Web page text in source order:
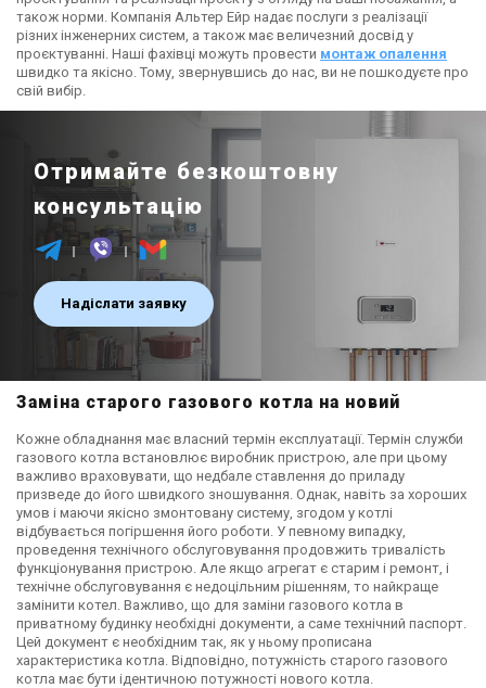
також норми. Компанія Альтер Ейр надає послуги з реалізації
різних інженерних систем, а також має величезний досвід у
проєктуванні. Наші фахівці можуть провести монтаж опалення
швидко та якісно. Тому, звернувшись до нас, ви не пошкодуєте про
свій вибір.
Отримайте безкоштовну
консультацію
Надіслати заявку
Заміна старого газового котла на новий
Кожне обладнання має власний термін експлуатації. Термін служби
газового котла встановлює виробник пристрою, але при цьому
важливо враховувати, що недбале ставлення до приладу
призведе до його швидкого зношування. Однак, навіть за хороших
умов і маючи якісно змонтовану систему, згодом у котлі
відбувається погіршення його роботи. У певному випадку,
проведення технічного обслуговування продовжить тривалість
функціонування пристрою. Але якщо агрегат є старим і ремонт, і
технічне обслуговування є недоцільним рішенням, то найкраще
замінити котел. Важливо, що для заміни газового котла в
приватному будинку необхідні документи, а саме технічний паспорт.
Цей документ є необхідним так, як у ньому прописана
характеристика котла. Відповідно, потужність старого газового
котла має бути ідентичною потужності нового котла.